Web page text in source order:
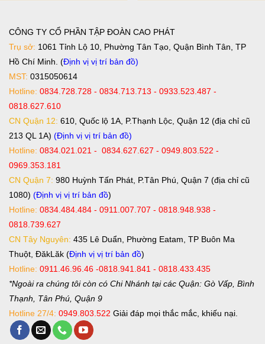
CÔNG TY CỔ PHẦN TẬP ĐOÀN CAO PHÁT
Trụ sở: 1061 Tỉnh Lộ 10, Phường Tân Tạo, Quận Bình Tân, TP
Hồ Chí Minh. (Định vị vị trí bản đồ)
MST: 0315050614
Hotline: 0834.728.728 - 0834.713.713 - 0933.523.487 -
0818.627.610
CN Quận 12: 610, Quốc lộ 1A, P.Thạnh Lộc, Quận 12 (địa chỉ cũ
213 QL 1A) (Định vị vị trí bản đồ)
Hotline: 0834.021.021 - 0834.627.627 - 0949.803.522 -
0969.353.181
CN Quận 7: 980 Huỳnh Tấn Phát, P.Tân Phú, Quận 7 (địa chỉ cũ
1080) (Định vị vị trí bản đồ)
Hotline: 0834.484.484 - 0911.007.707 - 0818.948.938 -
0818.739.627
CN Tây Nguyên: 435 Lê Duẩn, Phường Eatam, TP Buôn Ma
Thuột, ĐăkLăk (Định vị vị trí bản đồ)
Hotline: 0911.46.96.46 -0818.941.841 - 0818.433.435
*Ngoài ra chúng tôi còn có Chi Nhánh tại các Quận: Gò Vấp, Bình
Thạnh, Tân Phú, Quận 9
Hotline 27/4: 0949.803.522 Giải đáp mọi thắc mắc, khiếu nại.